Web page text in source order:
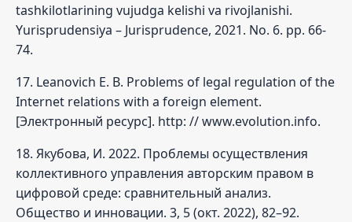
tashkilotlarining vujudga kelishi va rivojlanishi.
Yurisprudensiya – Jurisprudence, 2021. No. 6. pp. 66-
74.
17. Leanovich Е. B. Problems of legal regulation of the
Internet relations with a foreign element.
[Электронный ресурс]. http: // www.evolution.info.
18. Якубова, И. 2022. Проблемы осуществления
коллективного управления авторским правом в
цифровой среде: сравнительный анализ.
Общество и инновации. 3, 5 (окт. 2022), 82–92.